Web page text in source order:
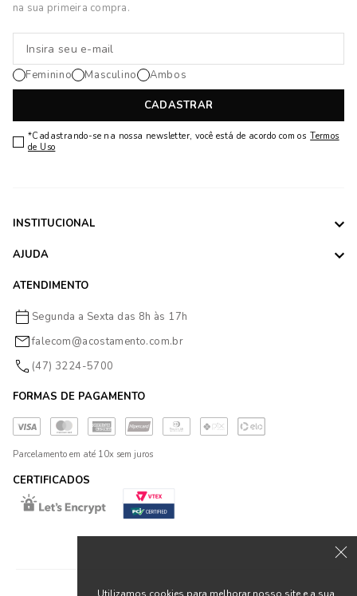
na sua primeira compra.
CADASTRAR
Feminino Masculino Ambos
*Cadastrando-se na nossa newsletter, você está de acordo com os Termos
de Uso
INSTITUCIONAL
AJUDA
ATENDIMENTO
Segunda a Sexta das 8h às 17h
falecom@acostamento.com.br
(47) 3224-5700
FORMAS DE PAGAMENTO
Parcelamento em até 10x sem juros
CERTIFICADOS
Utilizamos cookies para melhorar nosso site e a sua